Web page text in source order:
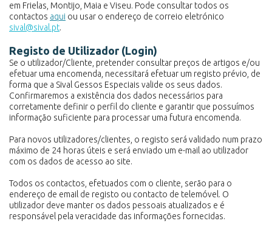
em Frielas, Montijo, Maia e Viseu. Pode consultar todos os
contactos aqui ou usar o endereço de correio eletrónico
sival@sival.pt.
Registo de Utilizador (Login)
Se o utilizador/Cliente, pretender consultar preços de artigos e/ou
efetuar uma encomenda, necessitará efetuar um registo prévio, de
forma que a Sival Gessos Especiais valide os seus dados.
Confirmaremos a existência dos dados necessários para
corretamente definir o perfil do cliente e garantir que possuímos
informação suficiente para processar uma futura encomenda.
Para novos utilizadores/clientes, o registo será validado num prazo
máximo de 24 horas úteis e será enviado um e-mail ao utilizador
com os dados de acesso ao site.
Todos os contactos, efetuados com o cliente, serão para o
endereço de email de registo ou contacto de telemóvel. O
utilizador deve manter os dados pessoais atualizados e é
responsável pela veracidade das informações fornecidas.